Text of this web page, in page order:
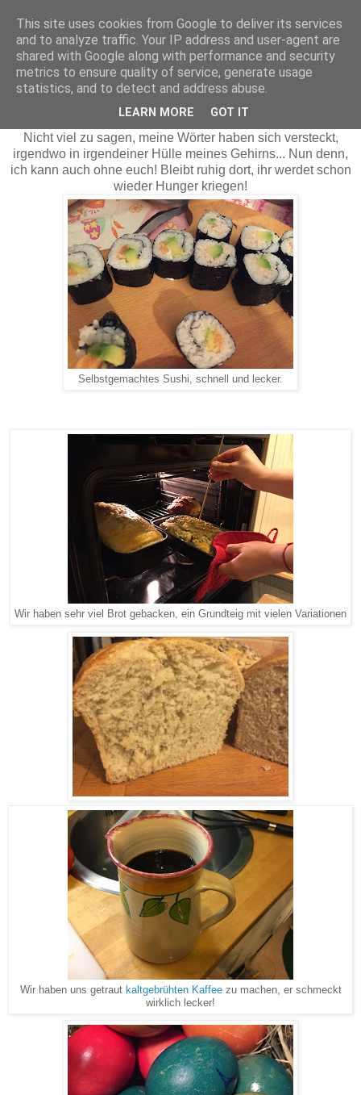
Farben dieser Welt
Life Lately
Nicht viel zu sagen, meine Wörter haben sich versteckt,
irgendwo in irgendeiner Hülle meines Gehirns... Nun denn,
ich kann auch ohne euch! Bleibt ruhig dort, ihr werdet schon
wieder Hunger kriegen!
Selbstgemachtes Sushi, schnell und lecker.
Wir haben sehr viel Brot gebacken, ein Grundteig mit vielen Variationen
Wir haben uns getraut kaltgebrühten Kaffeezu machen, er schmeckt
wirklich lecker!
This site uses cookies from Google to deliver its services
and to analyze traffic. Your IP address and user-agent are
shared with Google along with performance and security
metrics to ensure quality of service, generate usage
statistics, and to detect and address abuse.
LEARN MORE GOT IT